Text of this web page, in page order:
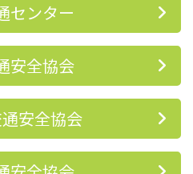
センター
安全協会
安全協会